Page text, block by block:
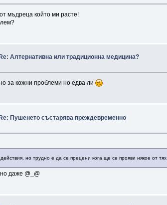
мъдреца който ми расте!
Re: Алтернативна или традиционна медицина?
за кожни проблеми но едва ли
Пушенето състарява преждевременно
но трудно е да се прецени кога ще се прояви някое от тях.
даже @_@